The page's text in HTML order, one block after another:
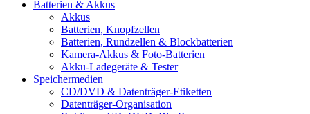
Batterien & Akkus
Akkus
Batterien, Knopfzellen
Batterien, Rundzellen & Blockbatterien
Kamera-Akkus & Foto-Batterien
Akku-Ladegeräte & Tester
Speichermedien
CD/DVD & Datenträger-Etiketten
Datenträger-Organisation